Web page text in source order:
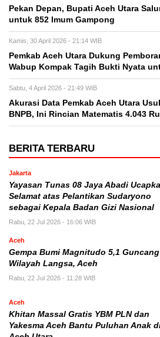
Pekan Depan, Bupati Aceh Utara
untuk 852 Imum Gampong
Kamis, 30 April 2026 - 21:14 WIB
Pemkab Aceh Utara Dukung
Wabup Kompak Tagih Bukti Nyata
Sabtu, 4 April 2026 - 21:49 WIB
Akurasi Data Pemkab Aceh Utara
BNPB, Ini Rincian Matematis 4.043
BERITA TERBARU
Jakarta
Yayasan Tunas 08 Jaya Abadi
Selamat atas Pelantikan Sudaryono
sebagai Kepala Badan Gizi Nasional
Rabu, 22 Jul 2026 - 16:06 WIB
Aceh
Gempa Bumi Magnitudo 5,1 Guncang
Wilayah Langsa, Aceh
Rabu, 22 Jul 2026 - 11:28 WIB
Aceh
Khitan Massal Gratis YBM PLN dan
Yakesma Aceh Bantu Puluhan Anak